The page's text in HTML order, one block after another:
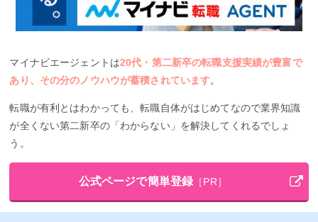
マイナビエージェントは20代・第二新卒の転職支援実績が豊富で
あり、その分のノウハウが蓄積されています。
転職が有利とはわかっても、転職自体がはじめてなので業界知識
が全くない第二新卒の「わからない」を解決してくれるでしょ
う。
公式ページで簡単登録 ［PR］